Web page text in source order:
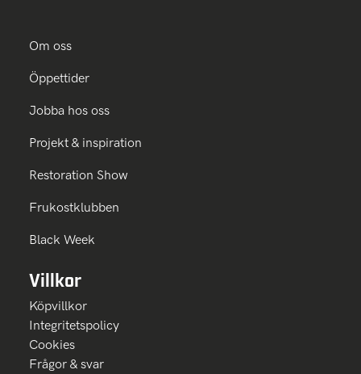
Om oss
Öppettider
Jobba hos oss
Projekt & inspiration
Restoration Show
Frukostklubben
Black Week
Villkor
Köpvillkor
Integritetspolicy
Cookies
Frågor & svar